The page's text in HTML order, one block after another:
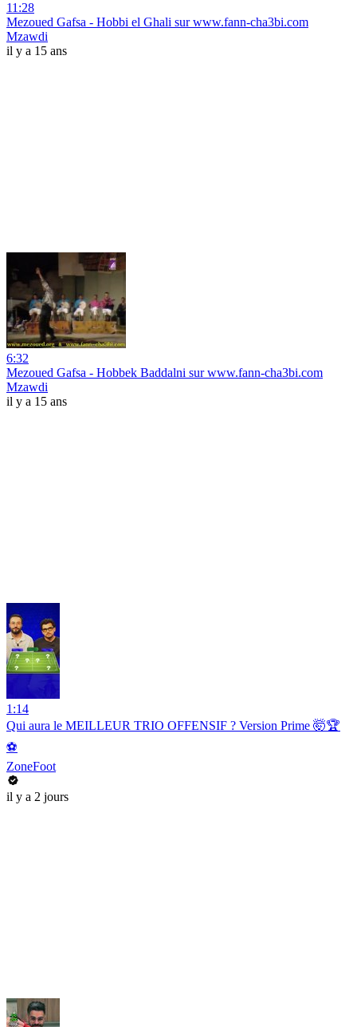
11:28
Mezoued Gafsa - Hobbi el Ghali sur www.fann-cha3bi.com
Mzawdi
il y a 15 ans
6:32
Mezoued Gafsa - Hobbek Baddalni sur www.fann-cha3bi.com
Mzawdi
il y a 15 ans
1:14
Qui aura le MEILLEUR TRIO OFFENSIF ? Version Prime 🤯🏆
⚽️
ZoneFoot
il y a 2 jours